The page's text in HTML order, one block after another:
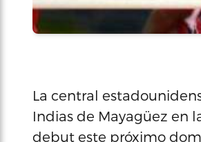
La central
Indias de Mayagüez en
debut este próximo